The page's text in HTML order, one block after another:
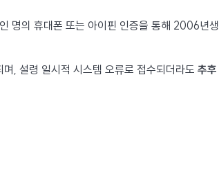
명의 휴대폰 또는 아이핀 인증을 통해 2006년생
며, 설령 일시적 시스템 오류로 접수되더라도 추후